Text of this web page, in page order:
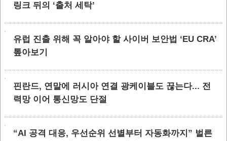
링크 뒤의 ‘출처 세탁’
유럽 진출 위해 꼭 알아야 할 사이버 보안법 ‘EU CRA’
톺아보기
핀란드, 연말에 러시아 연결 광케이블도 끊는다... 전
력망 이어 통신망도 단절
“AI 공격 대응, 우선순위 선별부터 자동화까지” 벌른